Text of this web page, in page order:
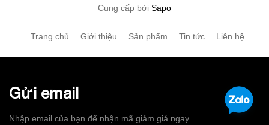
Cung cấp bởi Sapo
Trang chủ Giới thiệu Sản phẩm Tin tức Liên hệ
Gửi email
Nhập email của bạn để nhận mã giảm giá ngay